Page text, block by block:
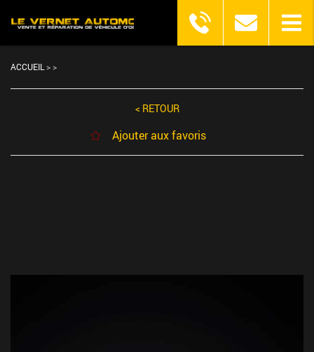
ACCUEIL >>
< RETOUR
Ajouter aux favoris